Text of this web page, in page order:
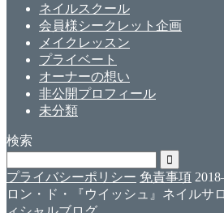
ネイルスクール
会員様シークレット企画
メイクレッスン
プライベート
オーナーの想い
非公開プロフィール
未分類
検索
プライバシーポリシー 免責事項
ロン・ド・『ウイッシュ』ネイルサ